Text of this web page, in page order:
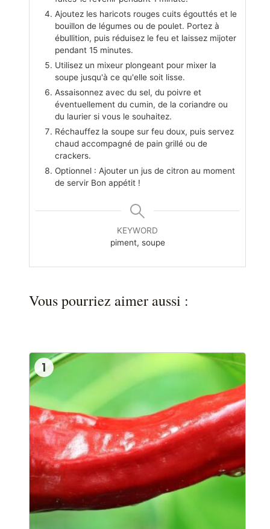
Ajoutez les haricots rouges cuits égouttés et le
bouillon de légumes ou de poulet. Portez à
ébullition, puis réduisez le feu et laissez mijoter
pendant 15 minutes.
Utilisez un mixeur plongeant pour mixer la
soupe jusqu'à ce qu'elle soit lisse.
Assaisonnez avec du sel, du poivre et
éventuellement du cumin, de la coriandre ou
du laurier si vous le souhaitez.
Réchauffez la soupe sur feu doux, puis servez
chaud accompagné de pain grillé ou de
crackers.
Optionnel : Ajouter un jus de citron au moment
de servir Bon appétit !
KEYWORD
piment, soupe
Vous pourriez aimer aussi :
1